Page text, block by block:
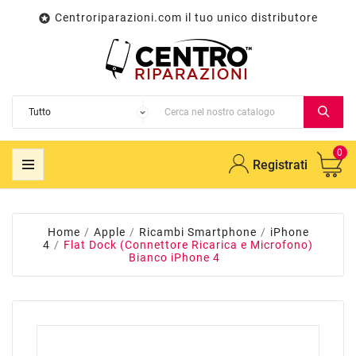
 Centroriparazioni.com il tuo unico distributore
Registrati
0
Home Apple Ricambi Smartphone
iPhone
4
Flat Dock (Connettore Ricarica e Microfono)
Bianco iPhone 4